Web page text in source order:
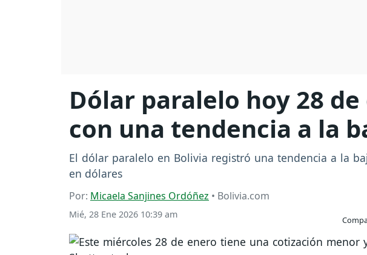
Dólar paralelo hoy 28
con una tendencia a la
El dólar paralelo en Bolivia registró una tendencia a la
en dólares
Por: Micaela Sanjines Ordóñez • Bolivia.com
Mié, 28 Ene 2026 10:39 am